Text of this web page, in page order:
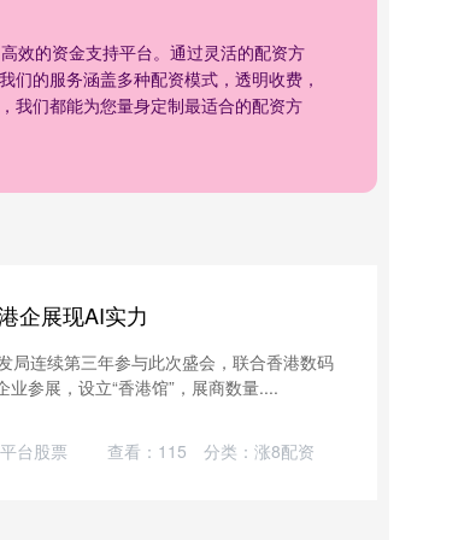
效的资金支持平台。通过灵活的配资方
的服务涵盖多种配资模式，透明收费，
我们都能为您量身定制最适合的配资方
企展现AI实力
局连续第三年参与此次盛会，联合香港数码
参展，设立“香港馆”，展商数量....
台股票 查看： 115 分类： 涨8配资